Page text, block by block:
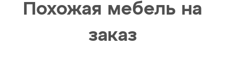
Похожая мебель на
заказ